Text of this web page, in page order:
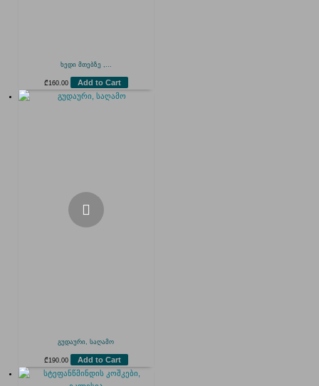
ხედი მთებზე ,...
₾160.00 Add to Cart
გუდაური, საღამო
₾190.00 Add to Cart